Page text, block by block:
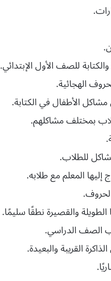
للصف الأول الإبتدائي.
الهجائية.
الأطفال في الكتابة.
بمختلف مشاكلهم.
مشاكل للطلاب.
إليها المعلم مع طلابه.
والقصيرة نطقًا سليمًا.
الصف الدراسي.
القريبة والبعيدة.